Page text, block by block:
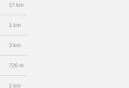
17 km
1 km
3 km
726 m
1 km